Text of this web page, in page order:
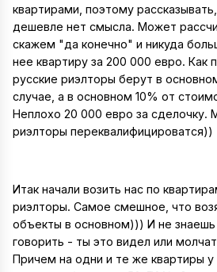
квартирами, поэтому
дешевле нет смысла. Может
скажем "да конечно" и никуда
нее квартиру за 200 000 евро. Как
русские риэлторы берут в
случае, а в основном 10% от
Неплохо 20 000 евро за сделочку.
риэлторы переквалифицироватся))
Итак начали возить нас по
риэлторы. Самое смешное, что
объекты в основном))) И не знаешь
говорить - ты это видел или
Причем на одни и те же квартиры у